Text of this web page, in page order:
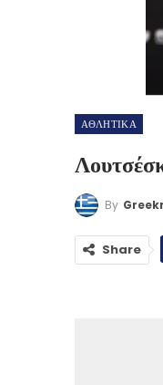
ΑΘΛΗΤΙΚΑ
By
Share